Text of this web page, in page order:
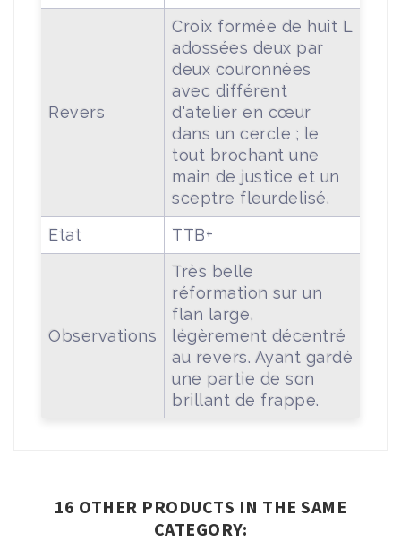
Revers
Croix formée de huit L
adossées deux par
deux couronnées
avec différent
d'atelier en cœur
dans un cercle ; le
tout brochant une
main de justice et un
sceptre fleurdelisé.
Etat
TTB+
Observations
Très belle
réformation sur un
flan large,
légèrement décentré
au revers. Ayant gardé
une partie de son
brillant de frappe.
16 OTHER PRODUCTS IN THE SAME
CATEGORY: